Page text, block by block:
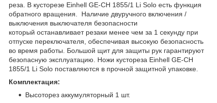
реза. В кусторезе Einhell GE-CH 1855/1 Li Solo есть функция
обратного вращения. Наличие двуручного включения /
выключения выключателя безопасности
который останавливает резаки менее чем за 1 секунду при
отпуске переключателя, обеспечивая высокую безопасность
во время работы. Большой щит для защиты рук гарантируют
безопасную эксплуатацию. Ножи кустореза Einhell GE-CH
1855/1 Li Solo поставляются в прочной защитной упаковке.
Комплектация:
Высоторез аккумуляторный 1 шт.